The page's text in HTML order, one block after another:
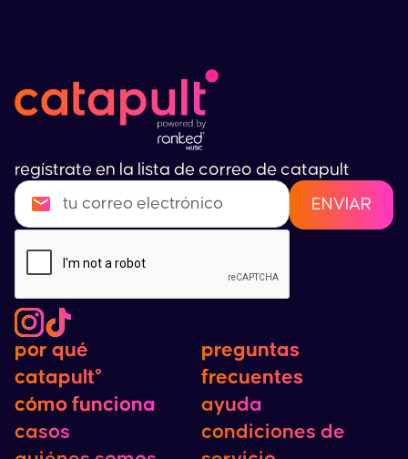
regístrate en la lista de correo de catapult
por qué
catapult°
por qué
catapult°
cómo funciona
cómo funciona
casos
preguntas
frecuentes
preguntas
frecuentes
ayuda
condiciones de